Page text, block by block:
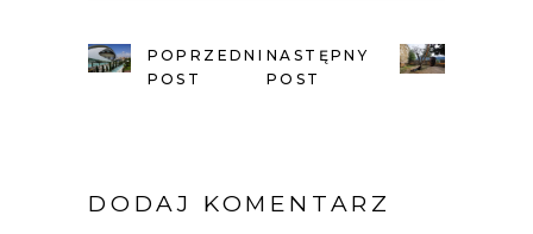
POPRZEDNI
POST
NASTĘPNY
POST
DODAJ KOMENTARZ